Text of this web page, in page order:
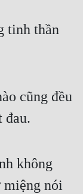
tinh thần
cũng đều
đau.
không
miệng nói